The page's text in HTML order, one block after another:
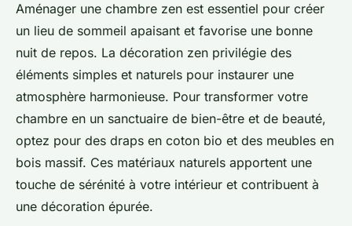
Aménager une chambre zen est essentiel pour créer
un lieu de sommeil apaisant et favorise une bonne
nuit de repos. La décoration zen privilégie des
éléments simples et naturels pour instaurer une
atmosphère harmonieuse. Pour transformer votre
chambre en un sanctuaire de bien-être et de beauté,
optez pour des draps en coton bio et des meubles en
bois massif. Ces matériaux naturels apportent une
touche de sérénité à votre intérieur et contribuent à
une décoration épurée.